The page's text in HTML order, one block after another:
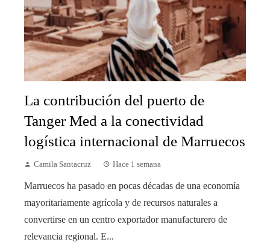
La contribución del puerto de
Tanger Med a la conectividad
logística internacional de Marruecos
Camila Santacruz Hace 1 semana
Marruecos ha pasado en pocas décadas de una economía
mayoritariamente agrícola y de recursos naturales a
convertirse en un centro exportador manufacturero de
relevancia regional. E...